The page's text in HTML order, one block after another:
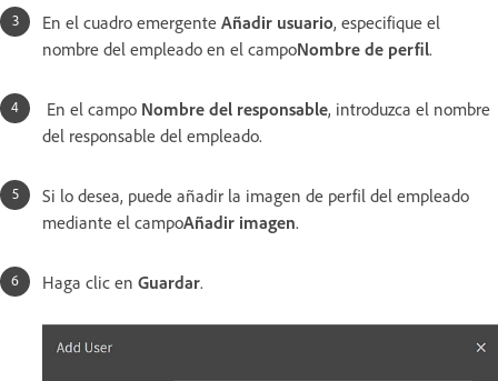
En el cuadro emergente Añadir usuario, especifique el
nombre del empleado en el campoNombre de perfil.
En el campo Nombre del responsable, introduzca el nombre
del responsable del empleado.
Si lo desea, puede añadir la imagen de perfil del empleado
mediante el campoAñadir imagen.
Haga clic en Guardar.